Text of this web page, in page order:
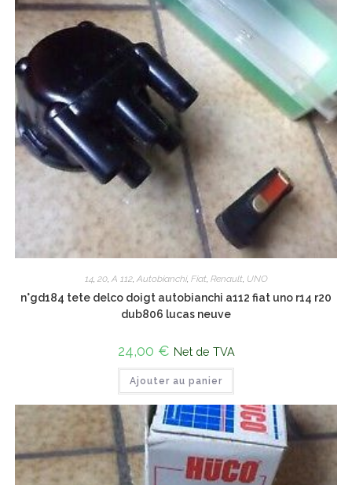
14, 20, A 112, Autobianchi, Fiat, Renault, UNO
n°gd184 tete delco doigt autobianchi a112 fiat uno r14 r20
dub806 lucas neuve
24,00 € Net de TVA
Ajouter au panier